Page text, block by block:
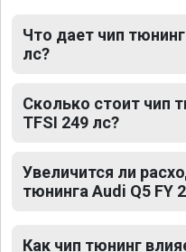
Что дает чип
лс?
Сколько стоит чип
TFSI 249 лс?
Увеличится ли
тюнинга Audi Q5 FY
Как чип тюнинг